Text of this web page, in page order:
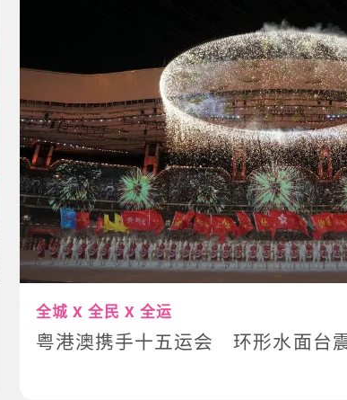
全城 X 全民 X 全运
粤港澳携手十五运会 环形水面台